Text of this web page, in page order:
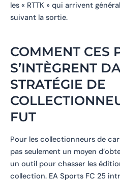
les « RTTK » qui arrivent
suivant la sortie.
COMMENT CES
S’INTÈGRENT
STRATÉGIE DE
FUT
Pour les collectionneurs de
pas seulement un moyen
un outil pour chasser les
collection. EA Sports FC 25